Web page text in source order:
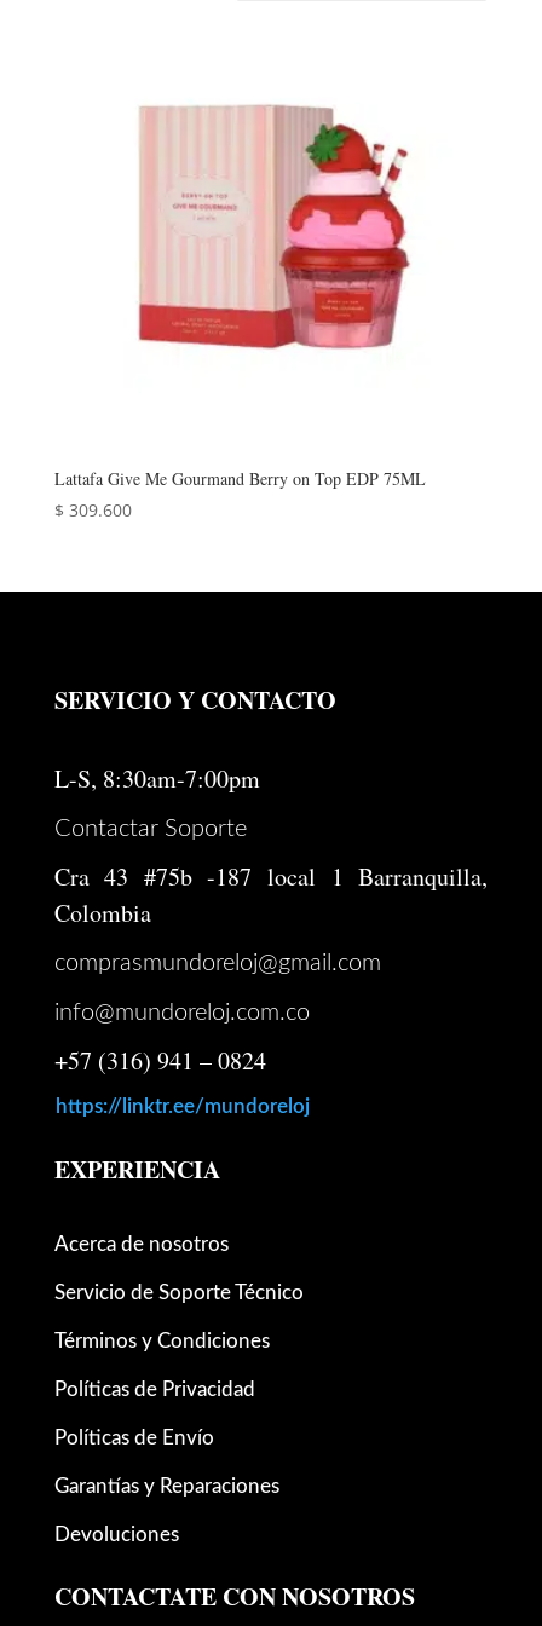
Lattafa Give Me Gourmand Berry on Top EDP 75ML
$ 309.600
SERVICIO Y CONTACTO
L-S, 8:30am-7:00pm
Contactar Soporte
Cra 43 #75b -187 local 1 Barranquilla,
Colombia
comprasmundoreloj@gmail.com
info@mundoreloj.com.co
+57 (316) 941 – 0824
https://linktr.ee/mundoreloj
EXPERIENCIA
Acerca de nosotros
Servicio de Soporte Técnico
Términos y Condiciones
Políticas de Privacidad
Políticas de Envío
Garantías y Reparaciones
Devoluciones
CONTACTATE CON NOSOTROS